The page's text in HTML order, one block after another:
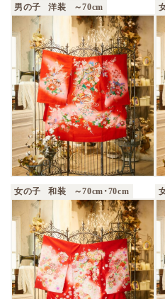
男の子 洋装 ～70cm
女の子 和装 ～70cm・70cm